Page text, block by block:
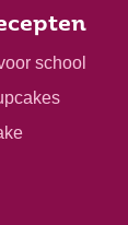
school